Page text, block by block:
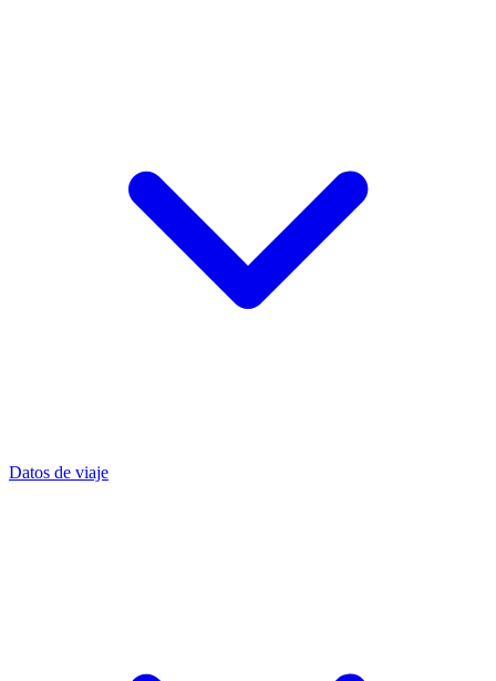
Datos de viaje